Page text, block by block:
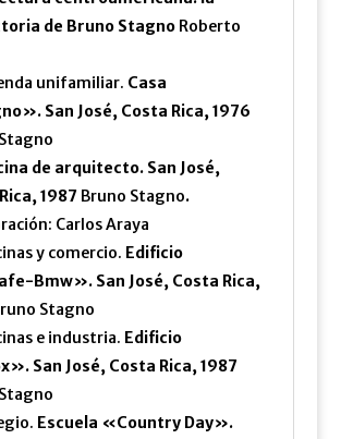
de Bruno StagnoRoberto
unifamiliar. Casa
San José, Costa Rica, 1976
de arquitecto. San José,
1987Bruno Stagno.
Carlos Araya
y comercio. Edificio
Bmw». San José, Costa Rica,
Stagno
e industria. Edificio
San José, Costa Rica, 1987
Escuela «Country Day».